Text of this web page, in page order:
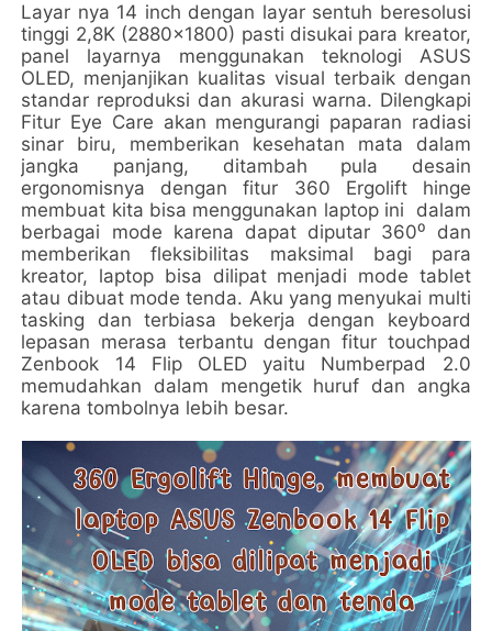
Layar nya 14 inch dengan layar sentuh beresolusi
tinggi 2,8K (2880x1800) pasti disukai para kreator,
panel layarnya menggunakan teknologi ASUS
OLED, menjanjikan kualitas visual terbaik dengan
standar reproduksi dan akurasi warna. Dilengkapi
Fitur Eye Care akan mengurangi paparan radiasi
sinar biru, memberikan kesehatan mata dalam
jangka panjang, ditambah pula desain
ergonomisnya dengan fitur 360 Ergolift hinge
membuat kita bisa menggunakan laptop ini dalam
berbagai mode karena dapat diputar 360⁰ dan
memberikan fleksibilitas maksimal bagi para
kreator, laptop bisa dilipat menjadi mode tablet
atau dibuat mode tenda. Aku yang menyukai multi
tasking dan terbiasa bekerja dengan keyboard
lepasan merasa terbantu dengan fitur touchpad
Zenbook 14 Flip OLED yaitu Numberpad 2.0
memudahkan dalam mengetik huruf dan angka
karena tombolnya lebih besar.